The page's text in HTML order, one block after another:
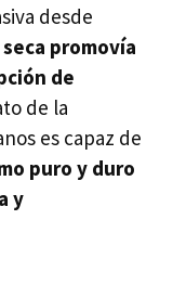
desde
promovía
de
de la
es capaz de
puro y duro
y